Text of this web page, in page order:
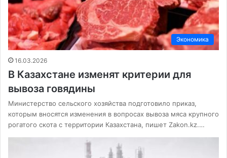
Экономика
16.03.2026
В Казахстане изменят критерии для
вывоза говядины
Министерство сельского хозяйства подготовило приказ,
которым вносятся изменения в вопросах вывоза мяса крупного
рогатого скота с территории Казахстана, пишет Zakon.kz.…